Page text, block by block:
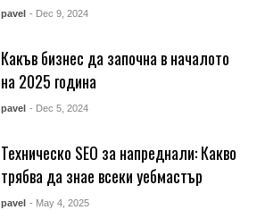
pavel - Dec 9, 2024
Какъв бизнес да започна в началото
на 2025 година
pavel - Dec 5, 2024
Техническо SEO за напреднали: Какво
трябва да знае всеки уебмастър
pavel - May 4, 2025